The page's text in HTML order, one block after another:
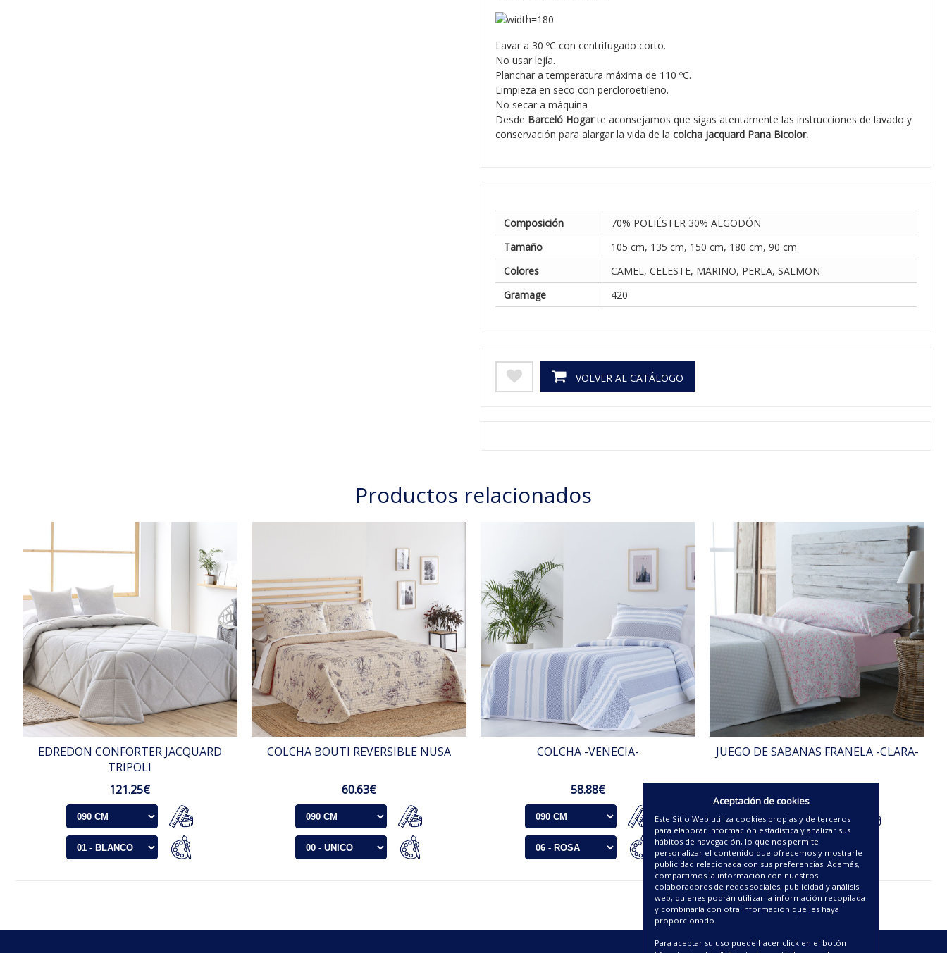
Lavar a 30 ºC con centrifugado corto.
No usar lejía.
Planchar a temperatura máxima de 110 ºC.
Limpieza en seco con percloroetileno.
No secar a máquina
Desde Barceló Hogarte aconsejamos que sigas atentamente las instrucciones de lavado y
conservación para alargar la vida de la colcha jacquard Pana Bicolor.
Composición
70% POLIÉSTER 30% ALGODÓN
Tamaño
105 cm, 135 cm, 150 cm, 180 cm, 90 cm
Colores
CAMEL, CELESTE, MARINO, PERLA, SALMON
Gramage
420
VOLVER AL CATÁLOGO
Productos relacionados
EDREDON CONFORTER JACQUARD
TRIPOLI
121.25€
COLCHA BOUTI REVERSIBLE NUSA
60.63€
COLCHA -VENECIA-
58.88€
JUEGO DE SABANAS FRANELA -CLARA-
Aceptación de cookies
Este Sitio Web utiliza cookies propias y de terceros
para elaborar información estadística y analizar sus
hábitos de navegación, lo que nos permite
personalizar el contenido que ofrecemos y mostrarle
publicidad relacionada con sus preferencias. Además,
compartimos la información con nuestros
colaboradores de redes sociales, publicidad y análisis
web, quienes podrán utilizar la información recopilada
y combinarla con otra información que les haya
proporcionado.
Para aceptar su uso puede hacer click en el botón